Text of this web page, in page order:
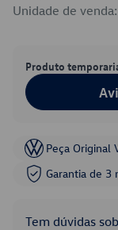
Unidade de venda:
Produto
Peça Original
Garantia de 3
Tem dúvidas